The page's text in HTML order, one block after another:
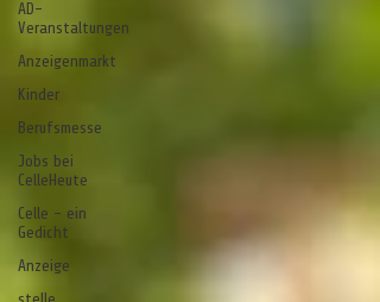
AD-
Veranstaltungen
Anzeigenmarkt
Kinder
Berufsmesse
Jobs bei
CelleHeute
Celle - ein
Gedicht
Anzeige